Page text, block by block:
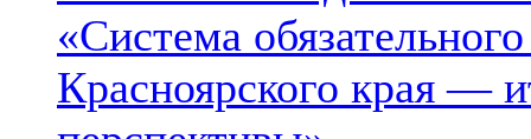
«Система
Красноярского края —